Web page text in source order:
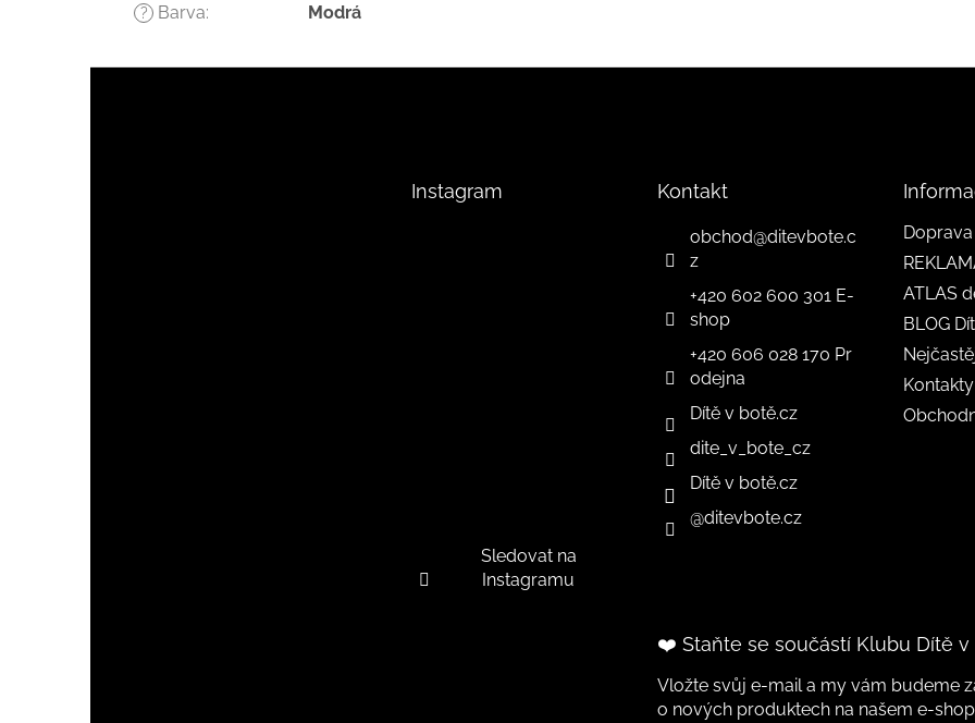
? Barva: Modrá
Instagram
Sledovat na
Instagramu
Kontakt
obchod@ditevbote.c
z
+420 602 600 301 E-
shop
+420 606 028 170 Pr
odejna
Dítě v botě.cz
dite_v_bote_cz
Dítě v botě.cz
@ditevbote.cz
ATLAS
BLOG
Kontakty
❤️ Staňte se součástí Klubu Dítě v
Vložte svůj e-mail a my vám budeme
o nových produktech na našem e-